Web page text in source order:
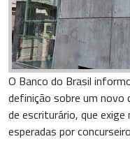
O Banco do Brasil
definição sobre um novo
de escriturário, que
esperadas por